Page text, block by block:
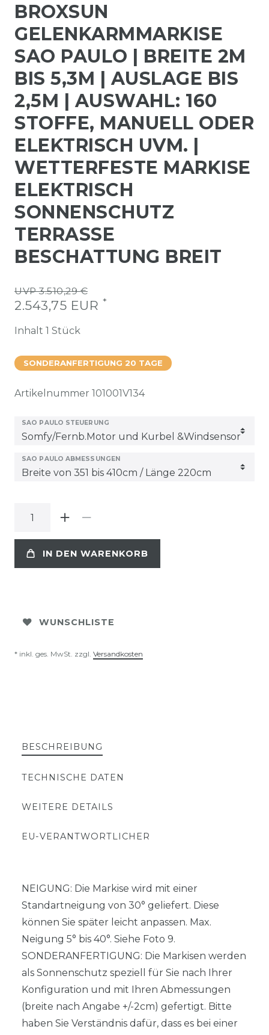
BROXSUN
GELENKARMMARKISE
SAO PAULO | BREITE 2M
BIS 5,3M | AUSLAGE BIS
2,5M | AUSWAHL: 160
STOFFE, MANUELL ODER
ELEKTRISCH UVM. |
WETTERFESTE MARKISE
ELEKTRISCH
SONNENSCHUTZ
TERRASSE
BESCHATTUNG BREIT
UVP 3.510,29 €
2.543,75 EUR *
Inhalt 1 Stück
SONDERANFERTIGUNG 20 TAGE
Artikelnummer 101001V134
SAO PAULO STEUERUNG
SAO PAULO ABMESSUNGEN
IN DEN WARENKORB
WUNSCHLISTE
* inkl. ges. MwSt. zzgl. Versandkosten
BESCHREIBUNG
TECHNISCHE DATEN
WEITERE DETAILS
EU-VERANTWORTLICHER
NEIGUNG: Die Markise wird mit einer
Standartneigung von 30° geliefert. Diese
können Sie später leicht anpassen. Max.
Neigung 5° bis 40°. Siehe Foto 9.
SONDERANFERTIGUNG: Die Markisen werden
als Sonnenschutz speziell für Sie nach Ihrer
Konfiguration und mit Ihren Abmessungen
(breite nach Angabe +/-2cm) gefertigt. Bitte
haben Sie Verständnis dafür, dass es bei einer